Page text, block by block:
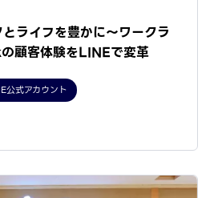
ライフを豊かに〜ワークラ
顧客体験をLINEで変革
公式アカウント